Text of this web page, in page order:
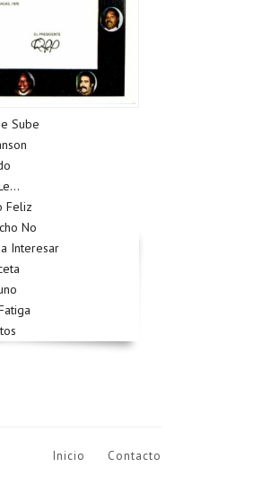
Sube
Feliz
No
Interesar
Inicio Contacto